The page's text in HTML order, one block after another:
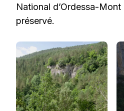
National d’Ordessa-
préservé.